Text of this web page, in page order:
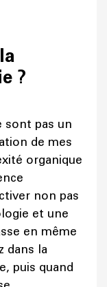
?
sont pas un
de mes
organique
non pas
et une
en même
dans la
puis quand